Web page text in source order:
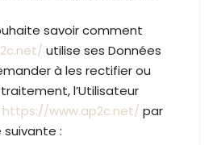
savoir comment
utilise ses Données
à les rectifier ou
l’Utilisateur
https://www.ap2c.net/ par
suivante :